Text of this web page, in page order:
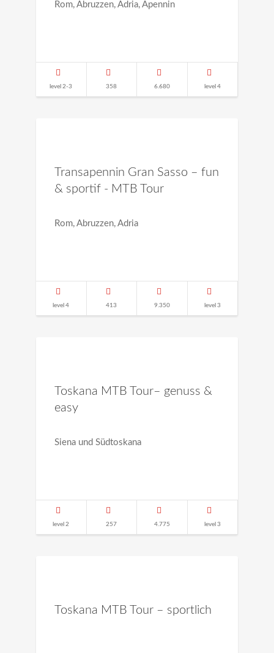
Rom, Abruzzen, Adria, Apennin
level 2-3 358 6.680 level 4
Transapennin Gran Sasso – fun
& sportif - MTB Tour
Rom, Abruzzen, Adria
level 4 413 9.350 level 3
Toskana MTB Tour– genuss &
easy
Siena und Südtoskana
level 2 257 4.775 level 3
Toskana MTB Tour – sportlich